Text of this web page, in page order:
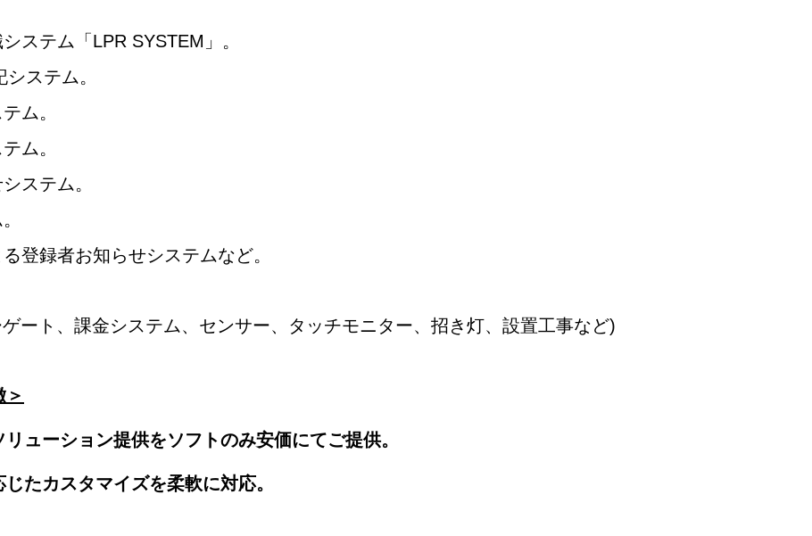
ステム「LPR SYSTEM」 。
ステム。
ム。
ム。
ステム。
登録者お知らせシステムなど。
ート、課金システム、センサー、タッチモニター、招き灯、設置工事など)
リューション提供をソフトのみ安価にてご提供。
じたカスタマイズを柔軟に対応。